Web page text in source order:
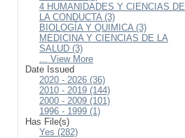
4 HUMANIDADES Y CIENCIAS DE
LA CONDUCTA (3)
BIOLOGÍA Y QUIMICA (3)
MEDICINA Y CIENCIAS DE LA
SALUD (3)
... View More
Date Issued
2020 - 2026 (36)
2010 - 2019 (144)
2000 - 2009 (101)
1996 - 1999 (1)
Has File(s)
Yes (282)